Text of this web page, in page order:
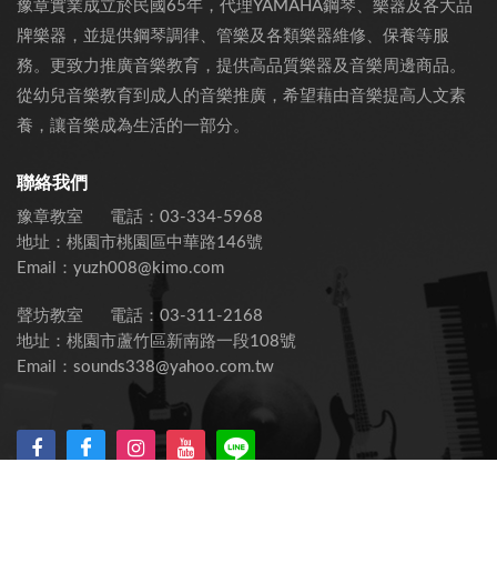
豫章實業成立於民國65年，代理YAMAHA鋼琴、樂器及各大品
牌樂器，並提供鋼琴調律、管樂及各類樂器維修、保養等服
務。更致力推廣音樂教育，提供高品質樂器及音樂周邊商品。
從幼兒音樂教育到成人的音樂推廣，希望藉由音樂提高人文素
養，讓音樂成為生活的一部分。
聯絡我們
豫章教室 電話： 03-334-5968
地址： 桃園市桃園區中華路146號
Email： yuzh008@kimo.com
聲坊教室 電話： 03-311-2168
地址： 桃園市蘆竹區新南路一段108號
Email： sounds338@yahoo.com.tw